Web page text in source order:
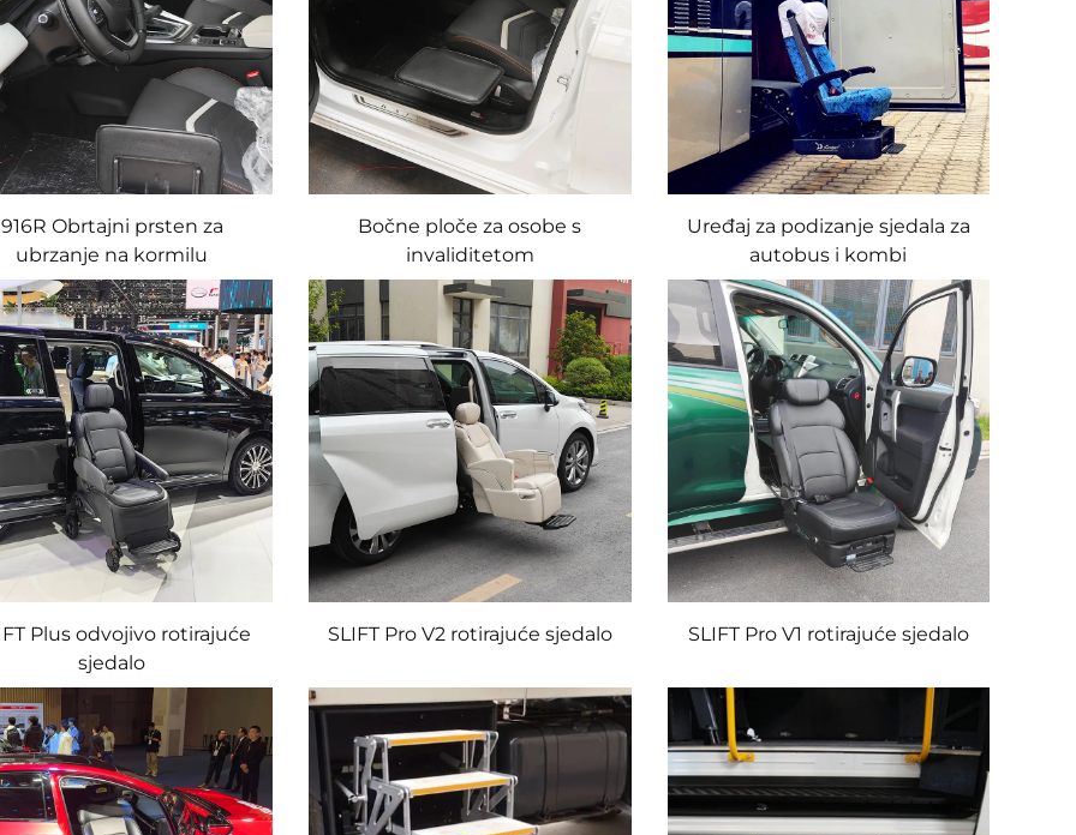
916R Obrtajni prsten za
ubrzanje na kormilu
Bočne ploče za osobe s
invaliditetom
Uređaj za podizanje sjedala za
autobus i kombi
Plus odvojivo rotirajuće
sjedalo
SLIFT Pro V2 rotirajuće sjedalo SLIFT Pro V1 rotirajuće sjedalo